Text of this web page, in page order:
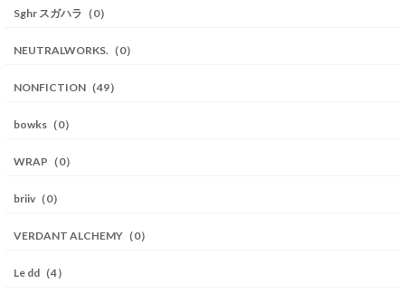
Sghr スガハラ（0）
NEUTRALWORKS.（0）
NONFICTION（49）
bowks（0）
WRAP（0）
briiv（0）
VERDANT ALCHEMY（0）
Le dd（4）